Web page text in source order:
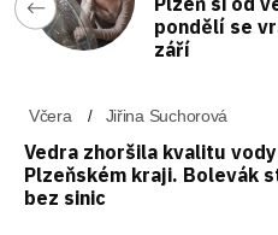
pondělí se
září
Včera Jiřina Suchorová
Vedra zhoršila kvalitu
Plzeňském kraji. Bolevák
bez sinic